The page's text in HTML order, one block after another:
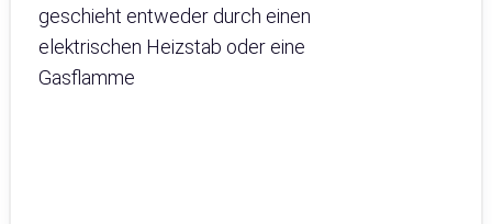
geschieht entweder durch einen
elektrischen Heizstab oder eine
Gasflamme